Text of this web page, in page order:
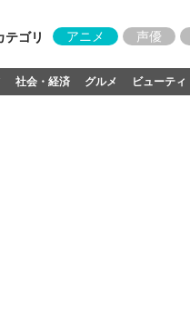
テゴリ アニメ 声優
社会・経済 グルメ ビューティ